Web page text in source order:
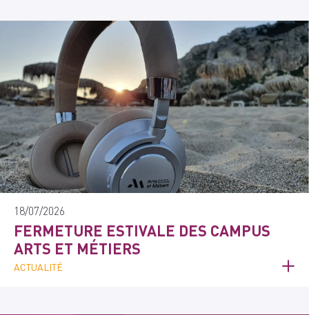
18/07/2026
FERMETURE ESTIVALE DES CAMPUS
ARTS ET MÉTIERS
ACTUALITÉ